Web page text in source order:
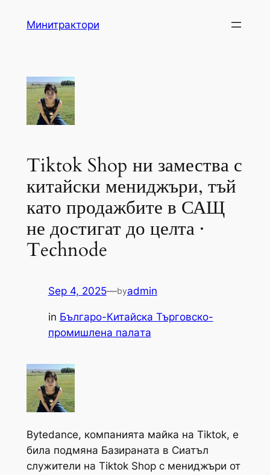
Минитрактори
Tiktok Shop ни замества с
китайски мениджъри, тъй
като продажбите в САЩ
не достигат до целта ·
Technode
Sep 4, 2025—byadmin
in Българо-Китайска Търговско-
промишлена палaта
Bytedance, компанията майка на Tiktok, е
била подмяна Базираната в Сиатъл
служители на Tiktok Shop с мениджъри от